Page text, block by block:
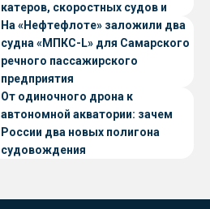
катеров, скоростных судов и
судов с малой осадкой
На «Нефтефлоте» заложили два
судна «МПКС-L» для Самарского
речного пассажирского
предприятия
От одиночного дрона к
автономной акватории: зачем
России два новых полигона
судовождения